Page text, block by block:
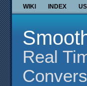
WIKI INDEX
Real